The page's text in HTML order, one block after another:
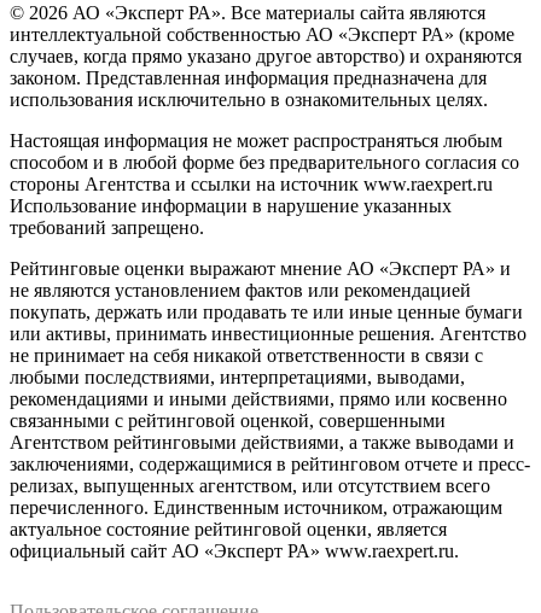
© 2026 АО «Эксперт РА». Все материалы сайта являются
интеллектуальной собственностью АО «Эксперт РА» (кроме
случаев, когда прямо указано другое авторство) и охраняются
законом. Представленная информация предназначена для
использования исключительно в ознакомительных целях.
Настоящая информация не может распространяться любым
способом и в любой форме без предварительного согласия со
стороны Агентства и ссылки на источник www.raexpert.ru
Использование информации в нарушение указанных
требований запрещено.
Рейтинговые оценки выражают мнение АО «Эксперт РА» и
не являются установлением фактов или рекомендацией
покупать, держать или продавать те или иные ценные бумаги
или активы, принимать инвестиционные решения. Агентство
не принимает на себя никакой ответственности в связи с
любыми последствиями, интерпретациями, выводами,
рекомендациями и иными действиями, прямо или косвенно
связанными с рейтинговой оценкой, совершенными
Агентством рейтинговыми действиями, а также выводами и
заключениями, содержащимися в рейтинговом отчете и пресс-
релизах, выпущенных агентством, или отсутствием всего
перечисленного. Единственным источником, отражающим
актуальное состояние рейтинговой оценки, является
официальный сайт АО «Эксперт РА» www.raexpert.ru.